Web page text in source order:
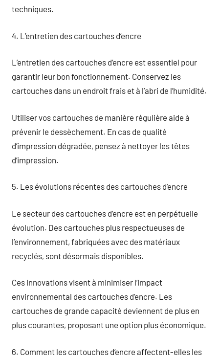
techniques.
4. L’entretien des cartouches d’encre
L’entretien des cartouches d’encre est essentiel pour
garantir leur bon fonctionnement. Conservez les
cartouches dans un endroit frais et à l’abri de l’humidité.
Utiliser vos cartouches de manière régulière aide à
prévenir le dessèchement. En cas de qualité
d’impression dégradée, pensez à nettoyer les têtes
d’impression.
5. Les évolutions récentes des cartouches d’encre
Le secteur des cartouches d’encre est en perpétuelle
évolution. Des cartouches plus respectueuses de
l’environnement, fabriquées avec des matériaux
recyclés, sont désormais disponibles.
Ces innovations visent à minimiser l’impact
environnemental des cartouches d’encre. Les
cartouches de grande capacité deviennent de plus en
plus courantes, proposant une option plus économique.
6. Comment les cartouches d’encre affectent-elles les